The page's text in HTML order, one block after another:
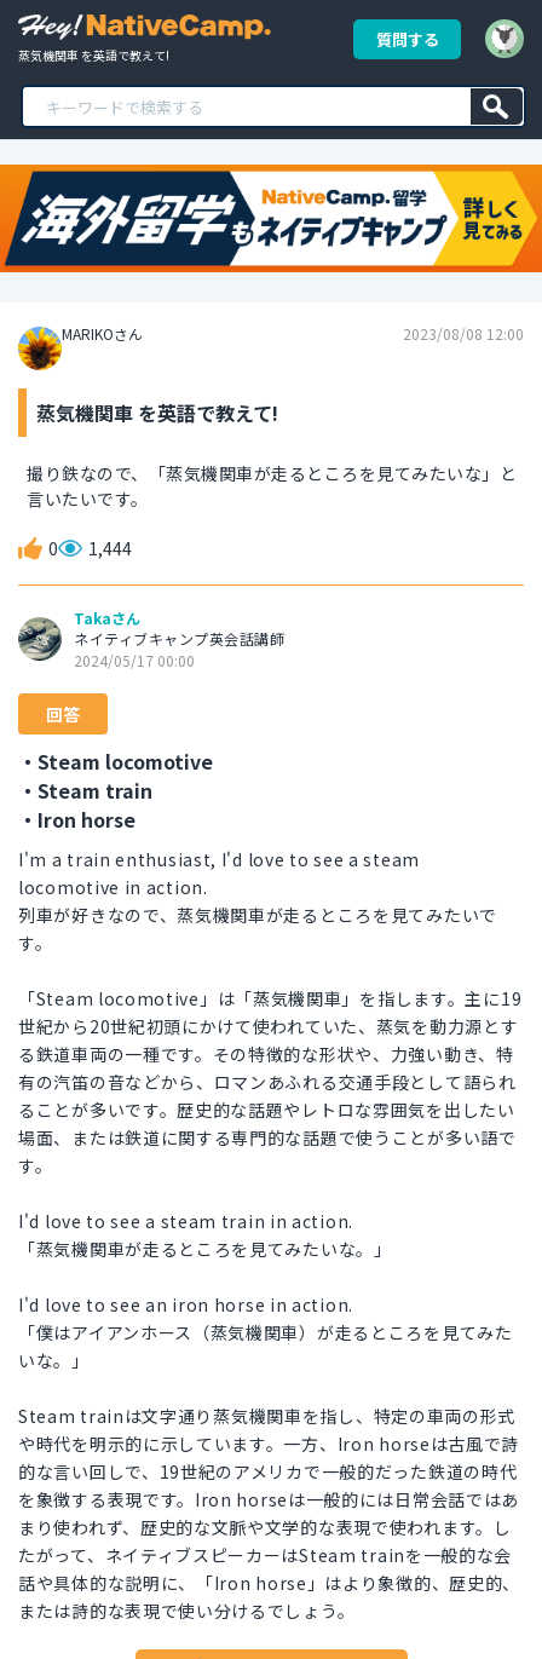
蒸気機関車 を英語で教えて!
質問する
MARIKOさん 2023/08/08 12:00
蒸気機関車 を英語で教えて!
撮り鉄なので、「蒸気機関車が走るところを見てみたいな」と
言いたいです。
0 1,444
Takaさん
ネイティブキャンプ英会話講師
2024/05/17 00:00
回答
・Steam locomotive
・Steam train
・Iron horse
I'm a train enthusiast, I'd love to see a steam
locomotive in action.
列車が好きなので、蒸気機関車が走るところを見てみたいで
す。
「Steam locomotive」は「蒸気機関車」を指します。主に19
世紀から20世紀初頭にかけて使われていた、蒸気を動力源とす
る鉄道車両の一種です。その特徴的な形状や、力強い動き、特
有の汽笛の音などから、ロマンあふれる交通手段として語られ
ることが多いです。歴史的な話題やレトロな雰囲気を出したい
場面、または鉄道に関する専門的な話題で使うことが多い語で
す。
I'd love to see a steam train in action.
「蒸気機関車が走るところを見てみたいな。」
I'd love to see an iron horse in action.
「僕はアイアンホース（蒸気機関車）が走るところを見てみた
いな。」
Steam trainは文字通り蒸気機関車を指し、特定の車両の形式
や時代を明示的に示しています。一方、Iron horseは古風で詩
的な言い回しで、19世紀のアメリカで一般的だった鉄道の時代
を象徴する表現です。Iron horseは一般的には日常会話ではあ
まり使われず、歴史的な文脈や文学的な表現で使われます。し
たがって、ネイティブスピーカーはSteam trainを一般的な会
話や具体的な説明に、「Iron horse」はより象徴的、歴史的、
または詩的な表現で使い分けるでしょう。